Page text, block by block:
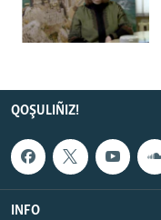
QOŞULIÑIZ!
INFO